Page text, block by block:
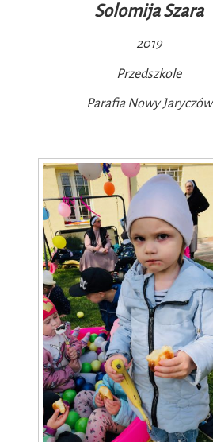
Solomija Szara
2019
Przedszkole
Parafia Nowy Jaryczów